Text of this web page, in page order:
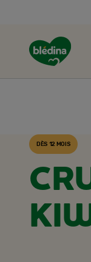
RECETTES
DÈS 12 MOIS